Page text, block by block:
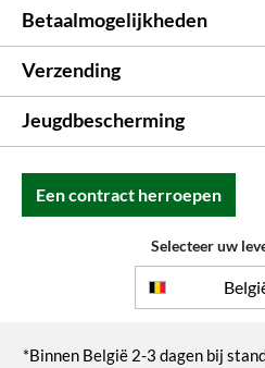
Betaalmogelijkheden
Verzending
Jeugdbescherming
Een contract herroepen
Selecteer uw
*Binnen België 2-3 dagen bij